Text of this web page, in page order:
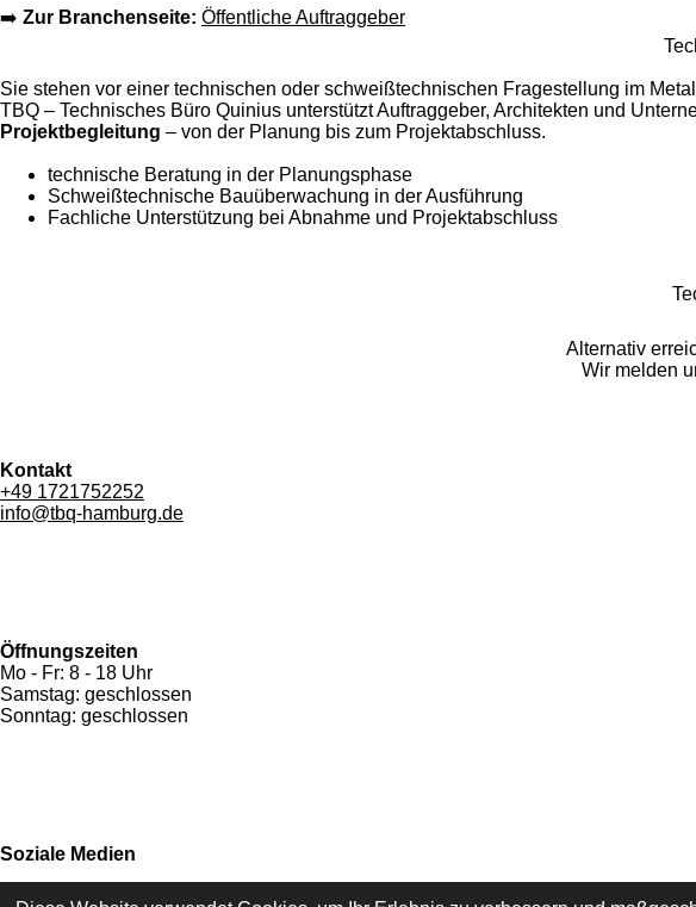
➡️ Zur Branchenseite: Öffentliche Auftraggeber
Sie stehen vor einer technischen oder schweißtechnischen Fragestellung im
TBQ – Technisches Büro Quinius unterstützt Auftraggeber, Architekten und
Projektbegleitung – von der Planung bis zum Projektabschluss.
technische Beratung in der Planungsphase
Schweißtechnische Bauüberwachung in der Ausführung
Fachliche Unterstützung bei Abnahme und Projektabschluss
Alternativ
Wir melden
Kontakt
+49 1721752252
info@tbq-hamburg.de
Öffnungszeiten
Mo - Fr: 8 - 18 Uhr
Samstag: geschlossen
Sonntag: geschlossen
Soziale Medien